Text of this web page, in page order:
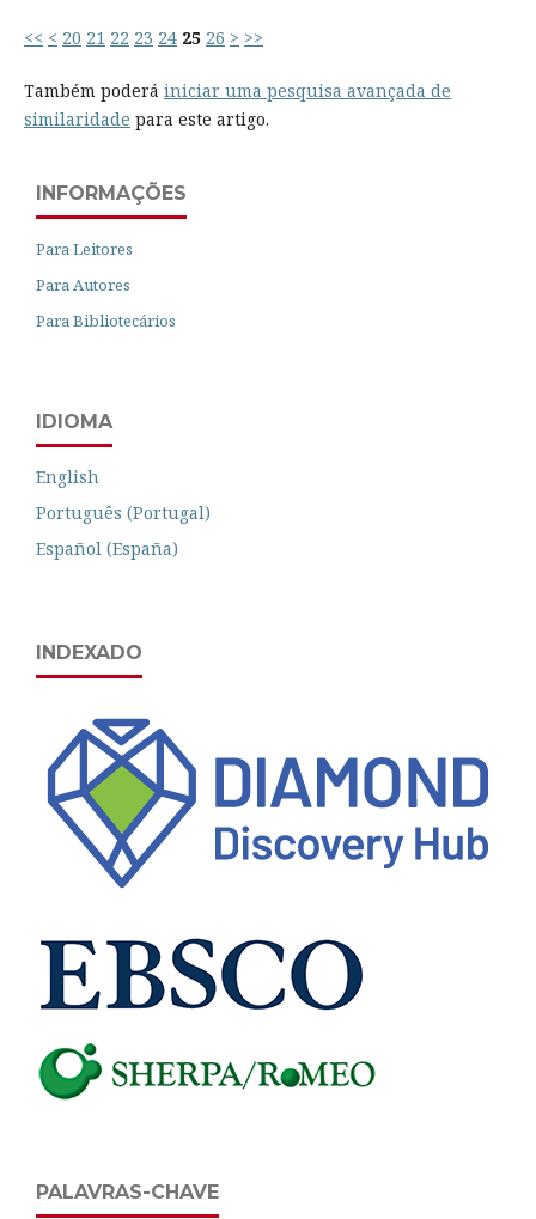
<< < 20 21 22 23 24 25 26 > >>
Também poderá iniciar uma pesquisa avançada de
similaridade para este artigo.
INFORMAÇÕES
Para Leitores
Para Autores
Para Bibliotecários
IDIOMA
English
Português (Portugal)
Español (España)
INDEXADO
PALAVRAS-CHAVE